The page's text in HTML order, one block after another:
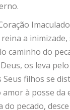
a
caminho do
os leva
Seus filhos se
à posse
do pecado,